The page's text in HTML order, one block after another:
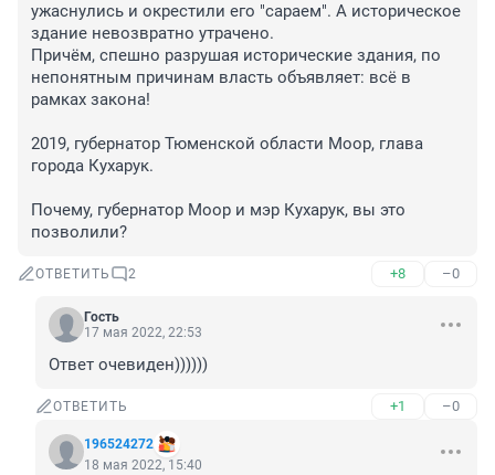
ужаснулись и окрестили его "сараем". А историческое
здание невозвратно утрачено.
Причём, спешно разрушая исторические здания, по
непонятным причинам власть объявляет: всё в
рамках закона!
2019, губернатор Тюменской области Моор, глава
города Кухарук.
Почему, губернатор Моор и мэр Кухарук, вы это
позволили?
ОТВЕТИТЬ 2 +8 –0
Гость
17 мая 2022, 22:53
Ответ очевиден))))))
ОТВЕТИТЬ +1 –0
196524272
18 мая 2022, 15:40